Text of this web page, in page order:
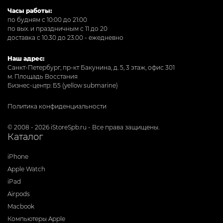
Часы работы:
по будням с 10:00 до 21:00
по вых. и праздничным с 11 до 20
доставка с 10.30 до 23.00 - ежедневно
Наш адрес:
Санкт-Петербург, пр-кт Бакунина, д. 5, 3 этаж, офис 301
м. Площадь Восстания
Бизнес-центр: Б5 (yellow submarine)
Политика конфиденциальности
© 2008 - 2026 iStoreSpb.ru - Все права защищены.
Каталог
iPhone
Apple Watch
iPad
Airpods
Macbook
Компьютеры Apple